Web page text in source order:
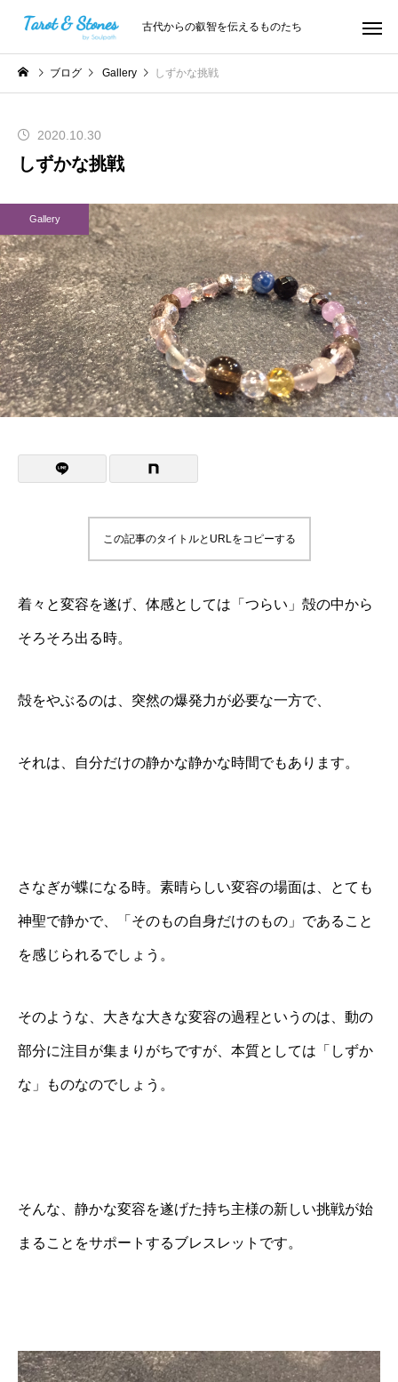
古代からの叡智を伝えるものたち
ブログ Gallery しずかな挑戦
2020.10.30
しずかな挑戦
Gallery
この記事のタイトルとURLをコピーする
着々と変容を遂げ、体感としては「つらい」殻の中から
そろそろ出る時。
殻をやぶるのは、突然の爆発力が必要な一方で、
それは、自分だけの静かな静かな時間でもあります。
さなぎが蝶になる時。素晴らしい変容の場面は、とても
神聖で静かで、「そのもの自身だけのもの」であること
を感じられるでしょう。
そのような、大きな大きな変容の過程というのは、動の
部分に注目が集まりがちですが、本質としては「しずか
な」ものなのでしょう。
そんな、静かな変容を遂げた持ち主様の新しい挑戦が始
まることをサポートするブレスレットです。